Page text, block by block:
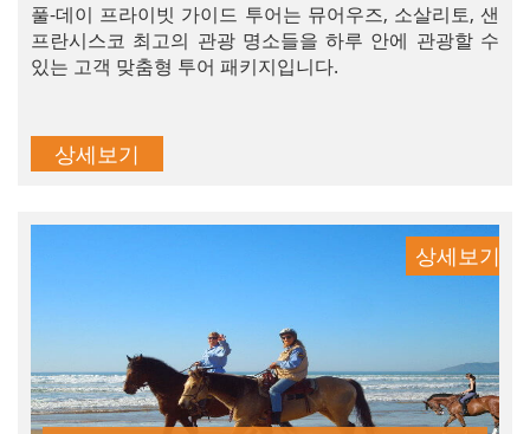
풀-데이 프라이빗 가이드 투어는 뮤어우즈, 소살리토, 샌
프란시스코 최고의 관광 명소들을 하루 안에 관광할 수
있는 고객 맞춤형 투어 패키지입니다.
상세보기
상세보기